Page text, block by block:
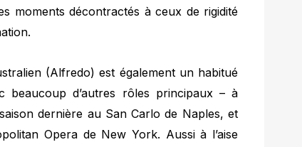
moments décontractés à ceux de rigidité
(Alfredo) est également un habitué
beaucoup d’autres rôles principaux – à
dernière au San Carlo de Naples, et
Opera de New York. Aussi à l’aise